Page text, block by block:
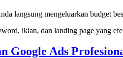
langsung mengeluarkan budget
iklan, dan landing page yang
Google Ads